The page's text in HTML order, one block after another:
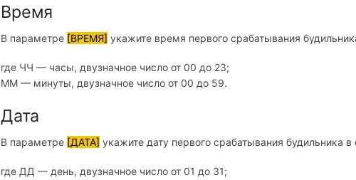
Время
В параметре [ВРЕМЯ] укажите время первого срабатывания
где ЧЧ — часы, двузначное число от 00 до 23;
ММ — минуты, двузначное число от 00 до 59.
Дата
В параметре [ДАТА] укажите дату первого срабатывания будильника
где ДД — день, двузначное число от 01 до 31;